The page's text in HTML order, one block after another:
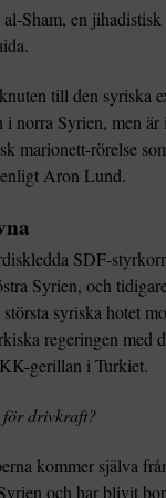
Sham, en
till den syriska
i norra Syrien, men är
marionett-rörelse
Aron Lund.
SDF-
Syrien, och
syriska hotet
regeringen med
gerillan i Turkiet.
för drivkraft?
kommer själva
och har blivit